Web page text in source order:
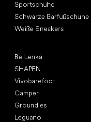
Sportschuhe
Schwarze Barfußschuhe
Weiße Sneakers
Be Lenka
SHAPEN
Vivobarefoot
Camper
Groundies
Leguano